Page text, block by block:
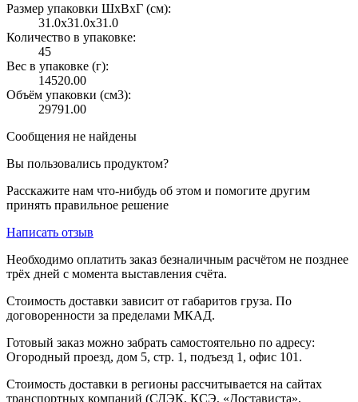
Размер упаковки ШxВxГ (см):
31.0x31.0x31.0
Количество в упаковке:
45
Вес в упаковке (г):
14520.00
Объём упаковки (см3):
29791.00
Сообщения не найдены
Вы пользовались продуктом?
Расскажите нам что-нибудь об этом и помогите другим
принять правильное решение
Написать отзыв
Необходимо оплатить заказ безналичным расчётом не позднее
трёх дней с момента выставления счёта.
Стоимость доставки зависит от габаритов груза. По
договоренности за пределами МКАД.
Готовый заказ можно забрать самостоятельно по адресу:
Огородный проезд, дом 5, стр. 1, подъезд 1, офис 101.
Стоимость доставки в регионы рассчитывается на сайтах
транспортных компаний (СДЭК, КСЭ, «Достависта»,